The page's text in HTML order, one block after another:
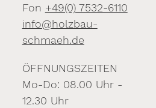
Fon +49(0) 7532-6110
info@holzbau-
schmaeh.de
ÖFFNUNGSZEITEN
Mo-Do: 08.00 Uhr -
12.30 Uhr